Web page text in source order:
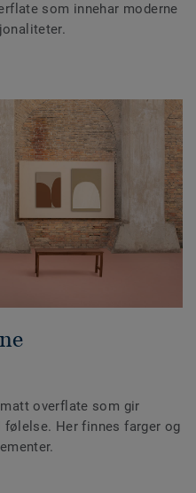
som innehar moderne
overflate som gir
Her finnes farger og